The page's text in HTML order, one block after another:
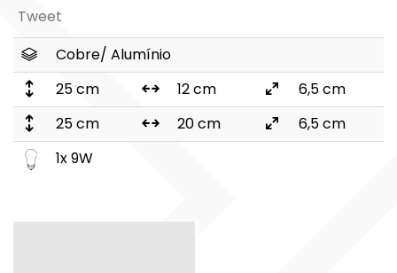
Tweet
Cobre/ Alumínio
25 cm
12 cm
6,5 cm
25 cm
20 cm
6,5 cm
1x 9W